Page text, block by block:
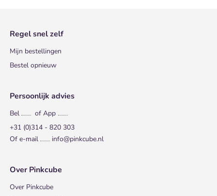
Regel snel zelf
Mijn bestellingen
Bestel opnieuw
Persoonlijk advies
Bel
of App
+31 (0)314 - 820 303
Of e-mail
info@pinkcube.nl
Over Pinkcube
Over Pinkcube